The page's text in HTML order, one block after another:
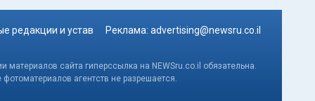
редакции и устав Реклама: advertising@newsru.co.il
сайта гиперссылка на NEWSru.co.il обязательна.
агентств не разрешается.